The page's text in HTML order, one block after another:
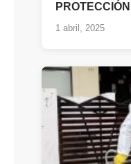
1 abril, 2025